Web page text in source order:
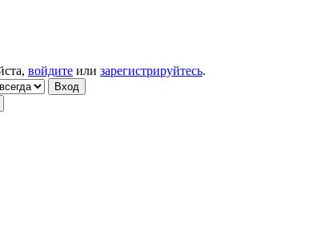
войдите или зарегистрируйтесь.